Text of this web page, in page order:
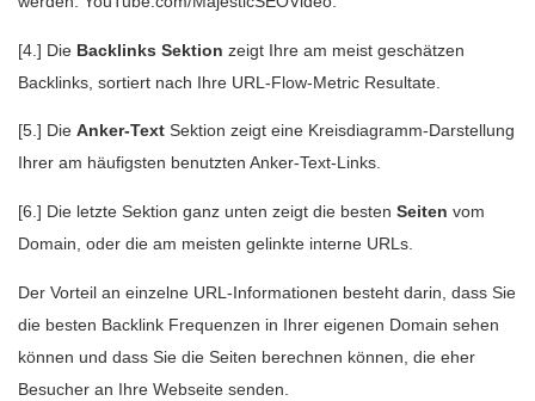
[4.] Die Backlinks Sektion zeigt Ihre am meist geschätzen
Backlinks, sortiert nach Ihre URL-Flow-Metric Resultate.
[5.] Die Anker-Text Sektion zeigt eine Kreisdiagramm-Darstellung
Ihrer am häufigsten benutzten Anker-Text-Links.
[6.] Die letzte Sektion ganz unten zeigt die besten Seiten vom
Domain, oder die am meisten gelinkte interne URLs.
Der Vorteil an einzelne URL-Informationen besteht darin, dass Sie
die besten Backlink Frequenzen in Ihrer eigenen Domain sehen
können und dass Sie die Seiten berechnen können, die eher
Besucher an Ihre Webseite senden.